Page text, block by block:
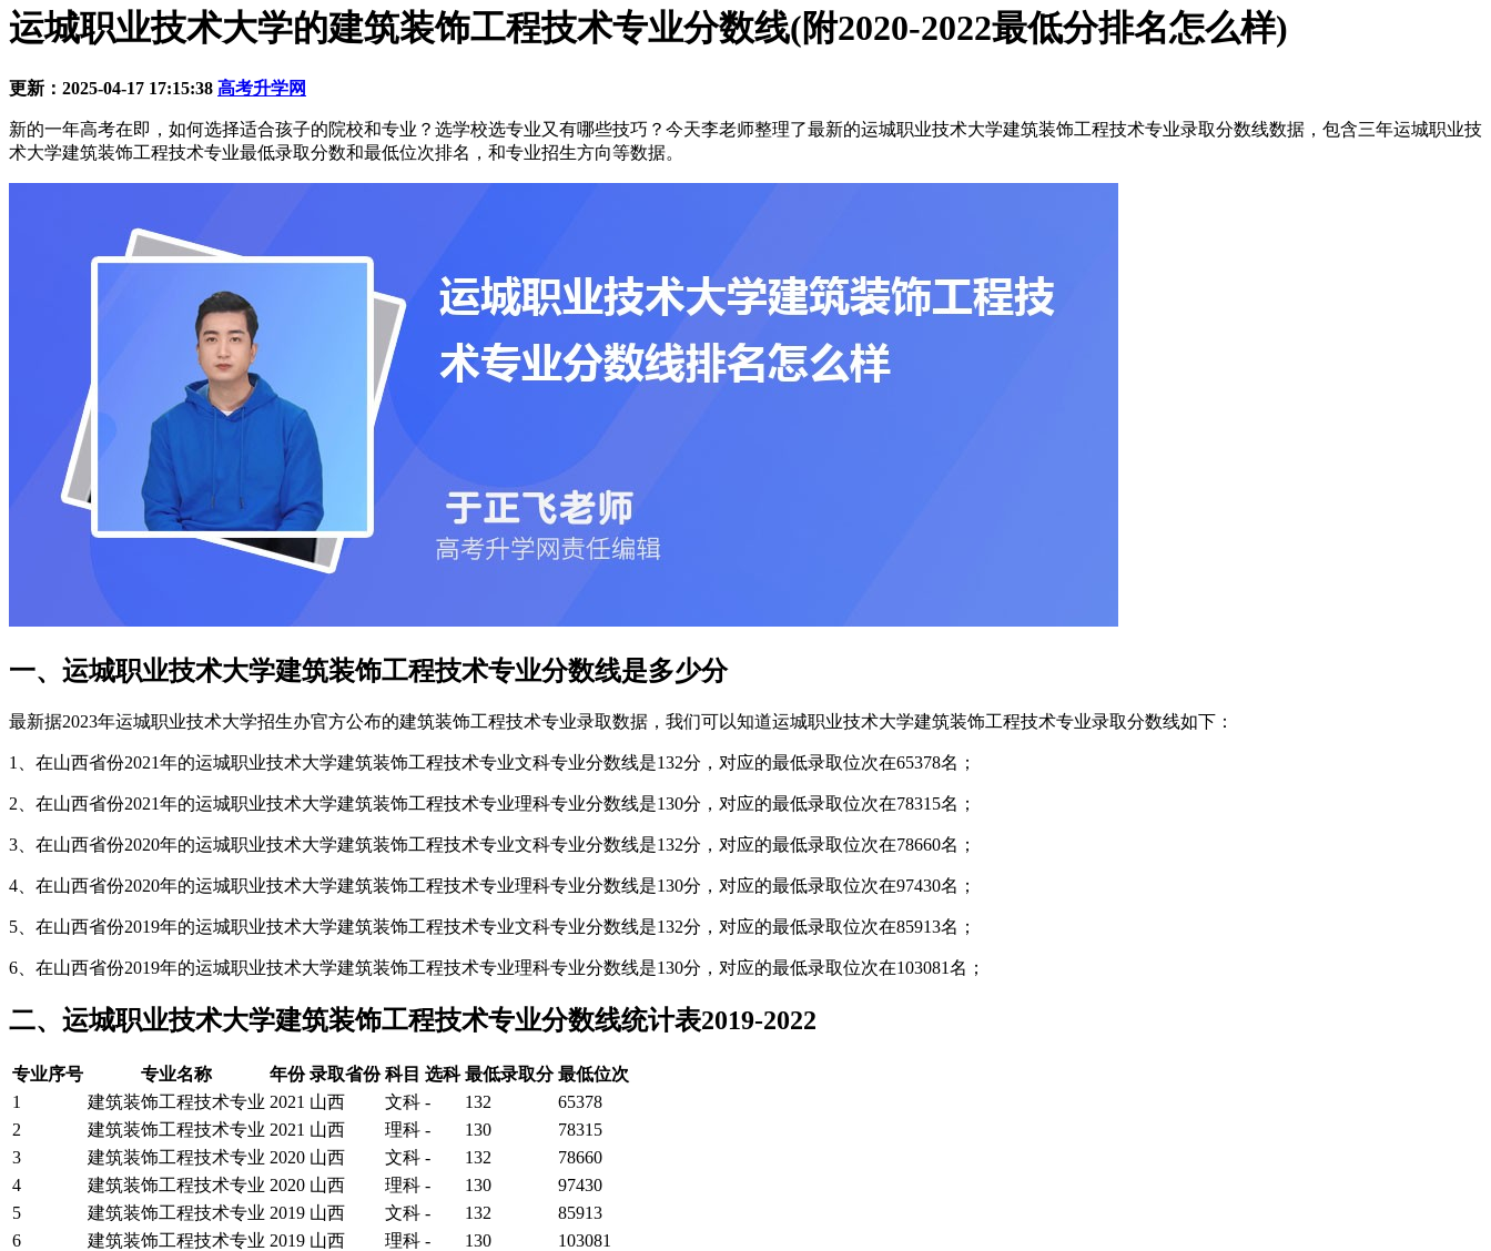
运城职业技术大学的建筑装饰工程技术专业分数线(附2020-2022最低分排名怎么样)
更新：2025-04-17 17:15:38 高考升学网
新的一年高考在即，如何选择适合孩子的院校和专业？选学校选专业又有哪些技巧？今天李老师整理了最新的运城职业技术大学建筑装饰工程技术专业录取分数线数据，包含三年运城职业技
术大学建筑装饰工程技术专业最低录取分数和最低位次排名，和专业招生方向等数据。
一、运城职业技术大学建筑装饰工程技术专业分数线是多少分
最新据2023年运城职业技术大学招生办官方公布的建筑装饰工程技术专业录取数据，我们可以知道运城职业技术大学建筑装饰工程技术专业录取分数线如下：
1、在山西省份2021年的运城职业技术大学建筑装饰工程技术专业文科专业分数线是132分，对应的最低录取位次在65378名；
2、在山西省份2021年的运城职业技术大学建筑装饰工程技术专业理科专业分数线是130分，对应的最低录取位次在78315名；
3、在山西省份2020年的运城职业技术大学建筑装饰工程技术专业文科专业分数线是132分，对应的最低录取位次在78660名；
4、在山西省份2020年的运城职业技术大学建筑装饰工程技术专业理科专业分数线是130分，对应的最低录取位次在97430名；
5、在山西省份2019年的运城职业技术大学建筑装饰工程技术专业文科专业分数线是132分，对应的最低录取位次在85913名；
6、在山西省份2019年的运城职业技术大学建筑装饰工程技术专业理科专业分数线是130分，对应的最低录取位次在103081名；
二、运城职业技术大学建筑装饰工程技术专业分数线统计表2019-2022
专业序号 专业名称 年份 录取省份 科目 选科 最低录取分 最低位次
1
建筑装饰工程技术专业 2021 山西 文科 - 132
65378
2
建筑装饰工程技术专业 2021 山西 理科 - 130
78315
3
建筑装饰工程技术专业 2020 山西 文科 - 132
78660
4
建筑装饰工程技术专业 2020 山西 理科 - 130
97430
5
建筑装饰工程技术专业 2019 山西 文科 - 132
85913
6
建筑装饰工程技术专业 2019 山西 理科 - 130
103081